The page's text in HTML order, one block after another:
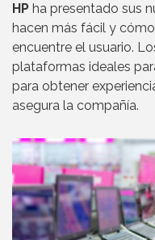
HP ha presentado sus
hacen más fácil y
encuentre el usuario.
plataformas ideales
para obtener
asegura la compañía.